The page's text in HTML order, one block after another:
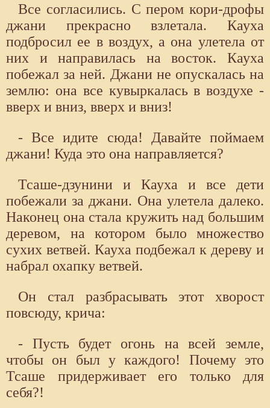
Все согласились. С пером кори-дрофы
джани прекрасно взлетала. Кауха
подбросил ее в воздух, а она улетела от
них и направилась на восток. Кауха
побежал за ней. Джани не опускалась на
землю: она все кувыркалась в воздухе -
вверх и вниз, вверх и вниз!
- Все идите сюда! Давайте поймаем
джани! Куда это она направляется?
Тсаше-дзунини и Кауха и все дети
побежали за джани. Она улетела далеко.
Наконец она стала кружить над большим
деревом, на котором было множество
сухих ветвей. Кауха подбежал к дереву и
набрал охапку ветвей.
Он стал разбрасывать этот хворост
повсюду, крича:
- Пусть будет огонь на всей земле,
чтобы он был у каждого! Почему это
Тсаше придерживает его только для
себя?!